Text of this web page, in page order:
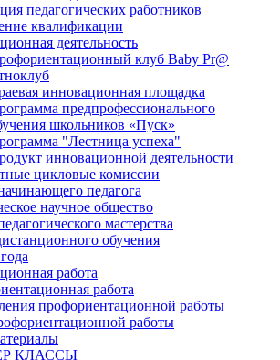
педагогических работников
квалификации
деятельность
клуб Baby Pr@
инновационная площадка
предпрофессионального
школьников «Пуск»
"Лестница успеха"
инновационной деятельности
цикловые комиссии
педагога
научное общество
мастерства
обучения
работа
работа
профориентационной работы
работы
КЛАССЫ